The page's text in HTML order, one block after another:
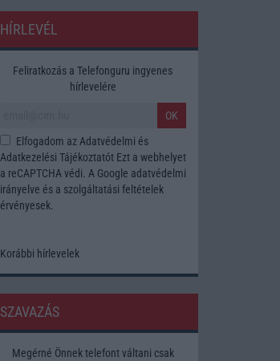
HÍRLEVÉL
Feliratkozás a Telefonguru ingyenes
hírlevelére
OK
Elfogadom az Adatvédelmi és
Adatkezelési TájékoztatótEzt a webhelyet
a reCAPTCHA védi. A Google adatvédelmi
irányelve és a szolgáltatási feltételek
érvényesek.
Korábbi hírlevelek
SZAVAZÁS
Megérné Önnek telefont váltani csak